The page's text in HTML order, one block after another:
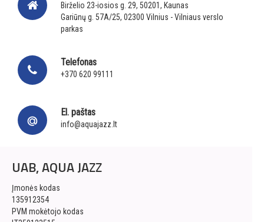
Birželio 23-iosios g. 29, 50201, Kaunas
Gariūnų g. 57A/25, 02300 Vilnius - Vilniaus verslo
parkas
Telefonas
+370 620 99111
El. paštas
info@aquajazz.lt
UAB, AQUA JAZZ
Įmonės kodas
135912354
PVM mokėtojo kodas